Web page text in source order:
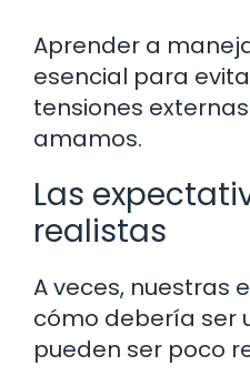
Aprender a
esencial para
tensiones
amamos.
Las
realistas
A veces, nuestras
cómo debería ser
pueden ser poco